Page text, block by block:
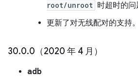
root/unroot 时超时的问
更新了对无线配对的支持。
30.0.0（2020 年 4 月）
adb